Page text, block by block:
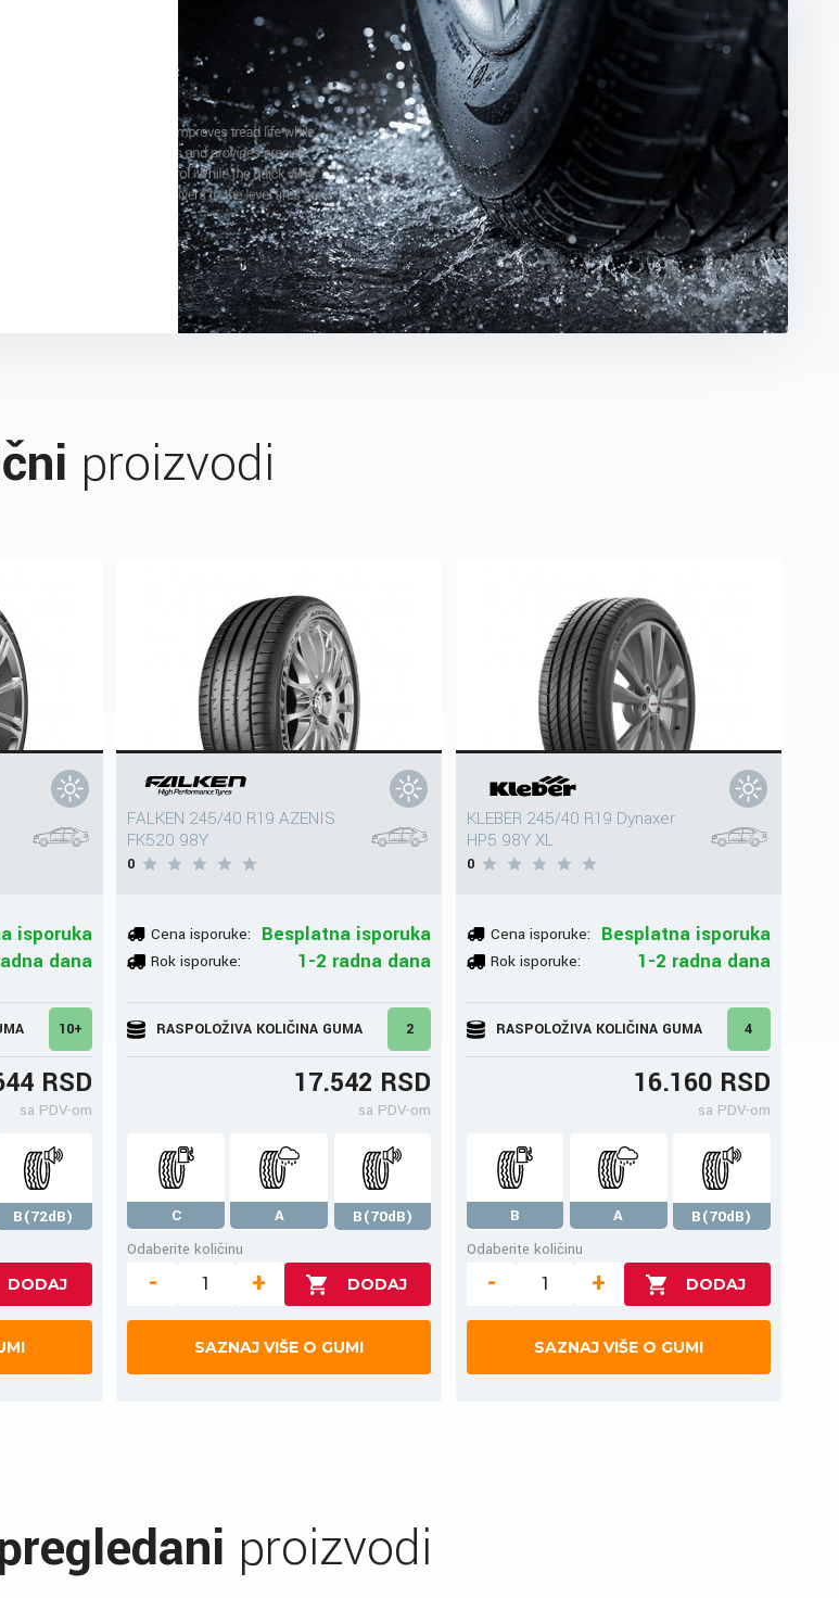
proizvodi
isporuka
dana
10+
RSD
sa PDV-om
B(72dB)
FALKEN 245/40 R19 AZENIS
FK520 98Y
0
Cena isporuke: Besplatna isporuka
Rok isporuke: 1-2 radna dana
RASPOLOŽIVA KOLIČINA GUMA 2
17.542 RSD
sa PDV-om
C A
B(70dB)
Odaberite količinu
- +
SAZNAJ VIŠE O GUMI
KLEBER 245/40 R19 Dynaxer
HP5 98Y XL
0
Cena isporuke: Besplatna isporuka
Rok isporuke: 1-2 radna dana
RASPOLOŽIVA KOLIČINA GUMA 4
16.160 RSD
sa PDV-om
B A
B(70dB)
Odaberite količinu
- +
SAZNAJ VIŠE O GUMI
proizvodi